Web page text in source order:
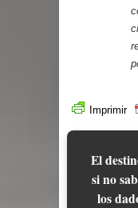
Imprimir
El
si no
los